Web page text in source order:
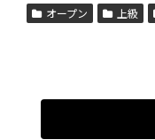
オープン 上級